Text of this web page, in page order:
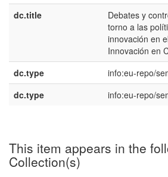
dc.title
Debates y
torno a las
innovación en
Innovación en
dc.type
info:eu-repo/
dc.type
info:eu-repo/
This item appears in the
Collection(s)